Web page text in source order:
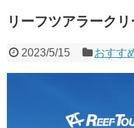
リーフツアラーク
2023/5/15 おすす